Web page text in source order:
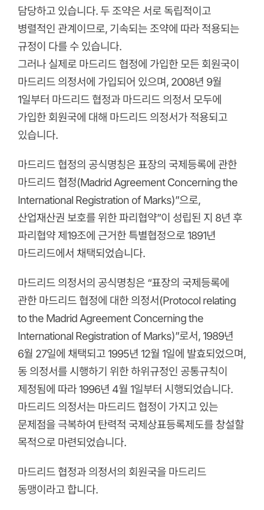
담당하고 있습니다. 두 조약은 서로 독립적이고
병렬적인 관계이므로, 기속되는 조약에 따라 적용되는
규정이 다를 수 있습니다.
그러나 실제로 마드리드 협정에 가입한 모든 회원국이
마드리드 의정서에 가입되어 있으며, 2008년 9월
1일부터 마드리드 협정과 마드리드 의정서 모두에
가입한 회원국에 대해 마드리드 의정서가 적용되고
있습니다.
마드리드 협정의 공식명칭은 표장의 국제등록에 관한
마드리드 협정(Madrid Agreement Concerning the
International Registration of Marks)”으로,
산업재산권 보호를 위한 파리협약”이 성립된 지 8년 후
파리협약 제19조에 근거한 특별협정으로 1891년
마드리드에서 채택되었습니다.
마드리드 의정서의 공식명칭은 “표장의 국제등록에
관한 마드리드 협정에 대한 의정서(Protocol relating
to the Madrid Agreement Concerning the
International Registration of Marks)”로서, 1989년
6월 27일에 채택되고 1995년 12월 1일에 발효되었으며,
동 의정서를 시행하기 위한 하위규정인 공통규칙이
제정됨에 따라 1996년 4월 1일부터 시행되었습니다.
마드리드 의정서는 마드리드 협정이 가지고 있는
문제점을 극복하여 탄력적 국제상표등록제도를 창설할
목적으로 마련되었습니다.
마드리드 협정과 의정서의 회원국을 마드리드
동맹이라고 합니다.